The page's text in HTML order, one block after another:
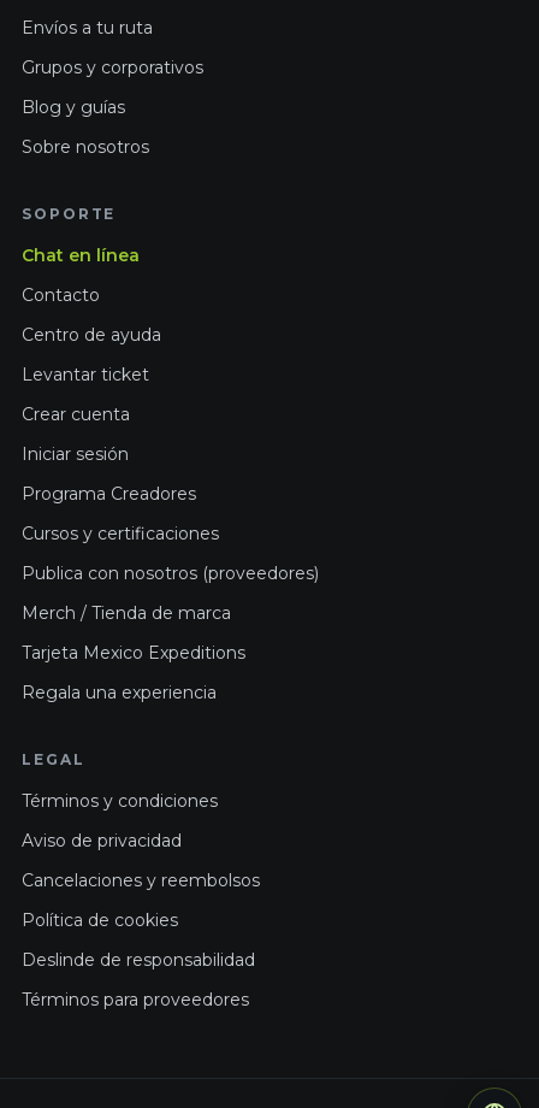
Envíos a tu ruta
Grupos y corporativos
Blog y guías
Sobre nosotros
SOPORTE
Chat en línea
Contacto
Centro de ayuda
Levantar ticket
Crear cuenta
Iniciar sesión
Programa Creadores
Cursos y certificaciones
Publica con nosotros (proveedores)
Merch / Tienda de marca
Tarjeta Mexico Expeditions
Regala una experiencia
LEGAL
Términos y condiciones
Aviso de privacidad
Cancelaciones y reembolsos
Política de cookies
Deslinde de responsabilidad
Términos para proveedores